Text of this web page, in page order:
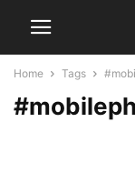
Home Tags